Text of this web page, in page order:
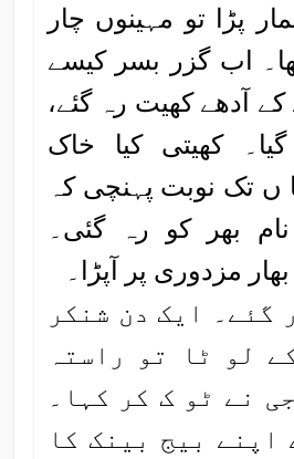
پڑا تو مہینوں چار
اب گزر بسر کیسے
کے آدھے کھیت رہ گئے،
کھیتی کیا خاک
ں تک نوبت پہنچی کہ
بھر کو رہ گئی۔
مزدوری پر آپڑا۔
گئے۔ ایک دن شنکر
لو ٹا تو راستہ
نے ٹو ک کر کہا۔
اپنے بیج بینک کا